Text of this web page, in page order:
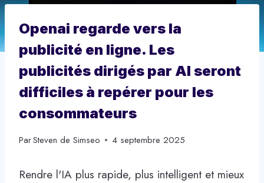
Openai regarde vers la
publicité en ligne. Les
publicités dirigés par AI seront
difficiles à repérer pour les
consommateurs
ParSteven de Simseo 4 septembre 2025
Rendre l'IA plus rapide, plus intelligent et mieux